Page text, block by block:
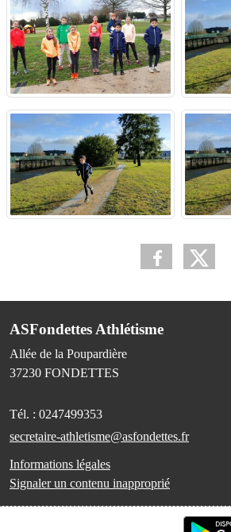
ASFondettes Athlétisme
Allée de la Poupardière
37230 FONDETTES
Tél. : 0247499353
secretaire-athletisme@asfondettes.fr
Informations légales
Signaler un contenu inapproprié